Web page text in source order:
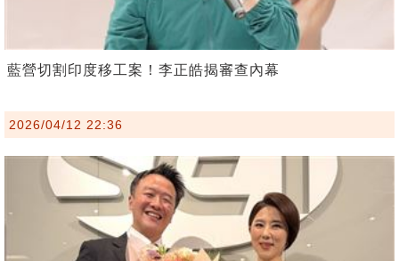
藍營切割印度移工案！李正皓揭審查內幕
2026/04/12 22:36